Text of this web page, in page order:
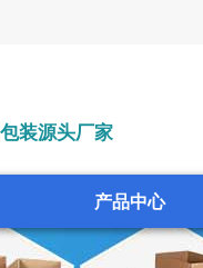
装源头厂家
产品中心